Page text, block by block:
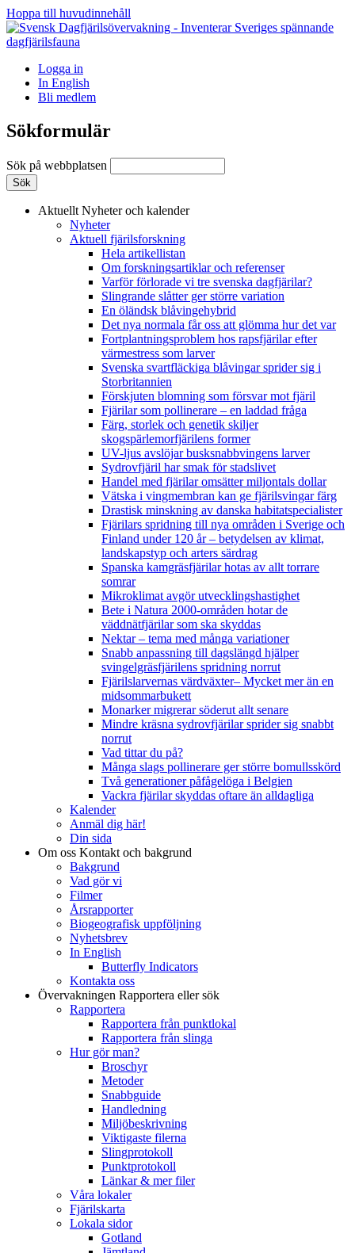
Hoppa till huvudinnehåll
Logga in
In English
Bli medlem
Sökformulär
Sök på webbplatsen
Aktuellt Nyheter och kalender
Nyheter
Aktuell fjärilsforskning
Hela artikellistan
Om forskningsartiklar och referenser
Varför förlorade vi tre svenska dagfjärilar?
Slingrande slåtter ger större variation
En öländsk blåvingehybrid
Det nya normala får oss att glömma hur det var
Fortplantningsproblem hos rapsfjärilar efter
värmestress som larver
Svenska svartfläckiga blåvingar sprider sig i
Storbritannien
Förskjuten blomning som försvar mot fjäril
Fjärilar som pollinerare – en laddad fråga
Färg, storlek och genetik skiljer
skogspärlemorfjärilens former
UV-ljus avslöjar busksnabbvingens larver
Sydrovfjäril har smak för stadslivet
Handel med fjärilar omsätter miljontals dollar
Vätska i vingmembran kan ge fjärilsvingar färg
Drastisk minskning av danska habitatspecialister
Fjärilars spridning till nya områden i Sverige och
Finland under 120 år– betydelsen av klimat,
landskapstyp och arters särdrag
Spanska kamgräsfjärilar hotas av allt torrare
somrar
Mikroklimat avgör utvecklingshastighet
Bete i Natura 2000-områden hotar de
väddnätfjärilar som ska skyddas
Nektar – tema med många variationer
Snabb anpassning till dagslängd hjälper
svingelgräsfjärilens spridning norrut
Fjärilslarvernas värdväxter– Mycket mer än en
midsommarbukett
Monarker migrerar söderut allt senare
Mindre kräsna sydrovfjärilar sprider sig snabbt
norrut
Vad tittar du på?
Många slags pollinerare ger större bomullsskörd
Två generationer påfågelöga i Belgien
Vackra fjärilar skyddas oftare än alldagliga
Kalender
Anmäl dig här!
Din sida
Om oss Kontakt och bakgrund
Bakgrund
Vad gör vi
Filmer
Årsrapporter
Biogeografisk uppföljning
Nyhetsbrev
In English
Butterfly Indicators
Kontakta oss
Övervakningen Rapportera eller sök
Rapportera
Rapportera från punktlokal
Rapportera från slinga
Hur gör man?
Broschyr
Metoder
Snabbguide
Handledning
Miljöbeskrivning
Viktigaste filerna
Slingprotokoll
Punktprotokoll
Länkar & mer filer
Våra lokaler
Fjärilskarta
Lokala sidor
Gotland